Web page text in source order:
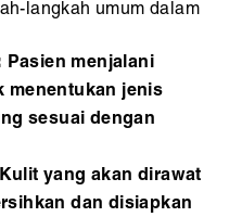
langkah umum dalam
Pasien menjalani
menentukan jenis
sesuai dengan
Kulit yang akan dirawat
dan disiapkan